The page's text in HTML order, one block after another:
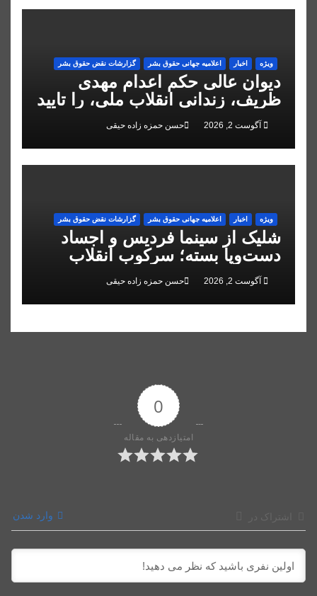
ویژه اخبار اعلاميه جهانی حقوق بشر گزارشات نقض حقوق بشر
دیوان عالی حکم اعدام مهدی
ظریف، زندانی انقلاب ملی، را تایید
کردآگوست 2, 2026 حسن حمزه زاده حیقی
ویژه اخبار اعلاميه جهانی حقوق بشر گزارشات نقض حقوق بشر
شلیک از سینما فردیس و اجساد
دست‌وپا بسته؛ سرکوب انقلاب
ملی در البرز
آگوست 2, 2026 حسن حمزه زاده حیقی
0
امتیازدهی به مقاله
وارد شدن